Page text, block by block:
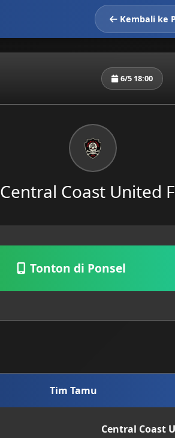
Kembali ke
6/5 18:00
Central Coast United
Tonton di Ponsel
Tim Tamu
Central Coast